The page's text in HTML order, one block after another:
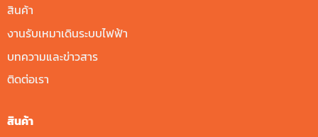
สินค้า
งานรับเหมาเดินระบบไฟฟ้า
บทความและข่าวสาร
ติดต่อเรา
สินค้า